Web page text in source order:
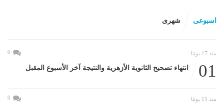
اسبوعى شهرى
منذ 17 يومًا 0
01 انتهاء تصحيح الثانوية الأزهرية والنتيجة آخر الأسبوع المقبل
منذ 15 يومًا 0